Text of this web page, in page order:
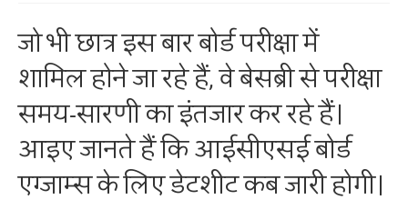
जो भी छात्र इस बार बोर्ड परीक्षा में
शामिल होने जा रहे हैं, वे बेसब्री से परीक्षा
समय-सारणी का इंतजार कर रहे हैं।
आइए जानते हैं कि आईसीएसई बोर्ड
एग्जाम्स के लिए डेटशीट कब जारी होगी।